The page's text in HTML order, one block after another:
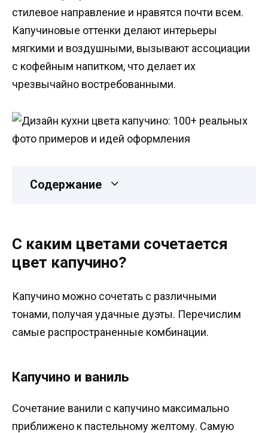
стилевое направление и нравятся почти всем.
Капучиновые оттенки делают интерьеры
мягкими и воздушными, вызывают ассоциации
с кофейным напитком, что делает их
чрезвычайно востребованными.
Содержание
С каким цветами сочетается
цвет капучино?
Капучино можно сочетать с различными
тонами, получая удачные дуэты. Перечислим
самые распространенные комбинации.
Капучино и ваниль
Сочетание ванили с капучино максимально
приближено к пастельному желтому. Самую